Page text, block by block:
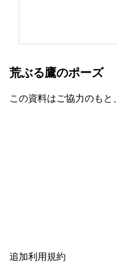
荒ぶる鷹のポーズ
この資料はご協力のもと
追加利用規約